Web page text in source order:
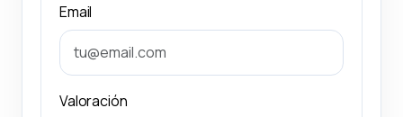
Email
Valoración